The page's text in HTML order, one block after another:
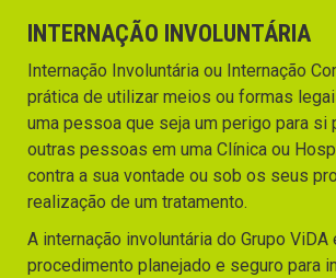
INTERNAÇÃO INVOLUNTÁRIA
Internação Involuntária ou Internação
prática de utilizar meios ou formas
uma pessoa que seja um perigo para si
outras pessoas em uma Clínica ou
contra a sua vontade ou sob os seus
realização de um tratamento.
A internação involuntária do Grupo ViDA
procedimento planejado e seguro para